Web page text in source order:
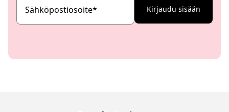
Sähköpostiosoite* Kirjaudu sisään